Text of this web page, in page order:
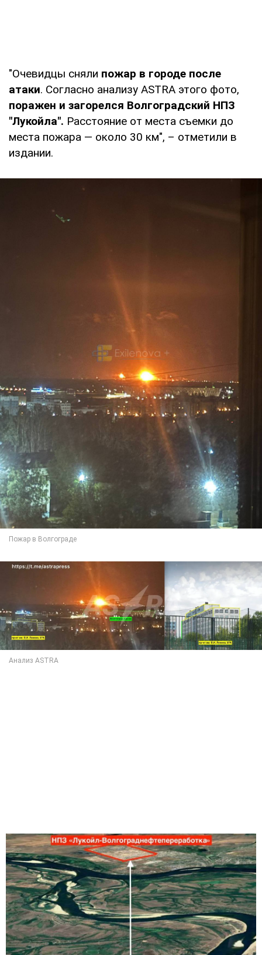
"Очевидцы сняли пожар в городе после
атаки. Согласно анализу ASTRA этого фото,
поражен и загорелся Волгоградский НПЗ
"Лукойла". Расстояние от места съемки до
места пожара — около 30 км", – отметили в
издании.